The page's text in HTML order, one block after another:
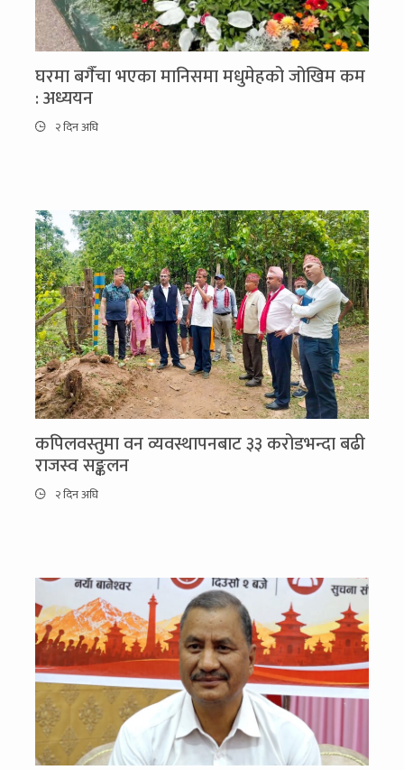
घरमा बगैँचा भएका मानिसमा मधुमेहको जोखिम कम
: अध्ययन
२ दिन अघि
कपिलवस्तुमा वन व्यवस्थापनबाट ३३ करोडभन्दा बढी
राजस्व सङ्कलन
२ दिन अघि